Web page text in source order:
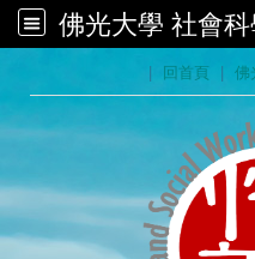
佛光大學 社會
| 回首頁 | 佛